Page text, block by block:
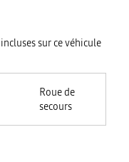
sur ce véhicule
Roue de
secours